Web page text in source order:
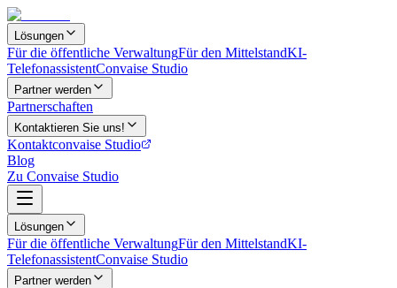
Lösungen
Für die öffentliche VerwaltungFür den MittelstandKI-
TelefonassistentConvaise Studio
Partner werden
Partnerschaften
Kontaktieren Sie uns!
Kontaktconvaise Studio
Blog
Zu Convaise Studio
Lösungen
Für die öffentliche VerwaltungFür den MittelstandKI-
TelefonassistentConvaise Studio
Partner werden